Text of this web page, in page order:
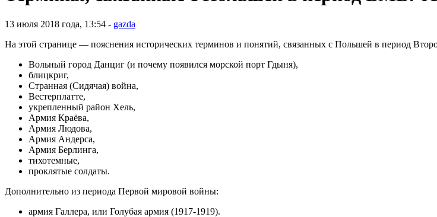
13 июля 2018 года, 13:54 - gazda
На этой странице — пояснения исторических терминов и понятий, связанных с Польшей в период
Вольный город Данциг (и почему появился морской порт Гдыня),
блицкриг,
Странная (Сидячая) война,
Вестерплатте,
укрепленный район Хель,
Армия Краёва,
Армия Людова,
Армия Андерса,
Армия Берлинга,
тихотемные,
проклятые солдаты.
Дополнительно из периода Первой мировой войны:
армия Галлера, или Голубая армия (1917-1919).